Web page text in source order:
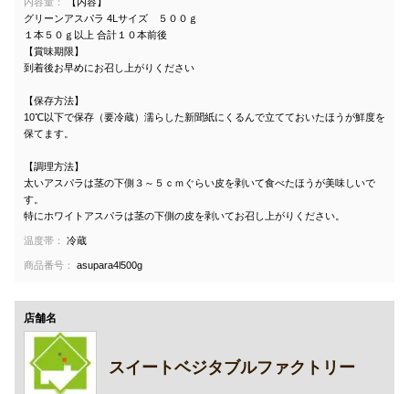
グリーンアスパラ 4Lサイズ ５００ｇ
１本５０ｇ以上 合計１０本前後
【賞味期限】
到着後お早めにお召し上がりください
【保存方法】
10℃以下で保存（要冷蔵）濡らした新聞紙にくるんで立てておいたほうが鮮度を
保てます。
【調理方法】
太いアスパラは茎の下側３～５ｃｍぐらい皮を剥いて食べたほうが美味しいで
す。
特にホワイトアスパラは茎の下側の皮を剥いてお召し上がりください。
温度帯： 冷蔵
商品番号： asupara4l500g
店舗名
スイートベジタブルファクトリー